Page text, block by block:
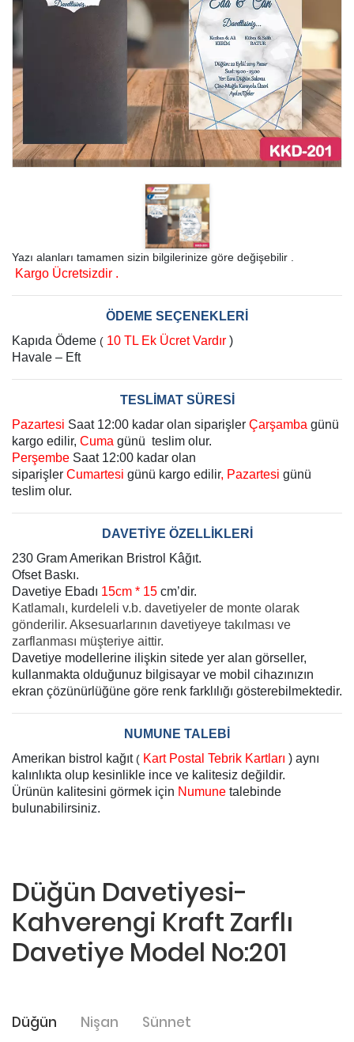
Yazı alanları tamamen sizin bilgilerinize göre değişebilir .
Kargo Ücretsizdir .
ÖDEME SEÇENEKLERİ
Kapıda Ödeme ( 10 TL Ek Ücret Vardır )
Havale – Eft
TESLİMAT SÜRESİ
Pazartesi Saat 12:00 kadar olan siparişler Çarşamba günü
kargo edilir, Cuma günü teslim olur.
Perşembe Saat 12:00 kadar olan
siparişler Cumartesi günü kargo edilir, Pazartesi günü
teslim olur.
DAVETİYE ÖZELLİKLERİ
230 Gram Amerikan Bristrol Kâğıt.
Ofset Baskı.
Davetiye Ebadı 15cm * 15 cm’dir.
Katlamalı, kurdeleli v.b. davetiyeler de monte olarak
gönderilir. Aksesuarlarının davetiyeye takılması ve
zarflanması müşteriye aittir.
Davetiye modellerine ilişkin sitede yer alan görseller,
kullanmakta olduğunuz bilgisayar ve mobil cihazınızın
ekran çözünürlüğüne göre renk farklılığı gösterebilmektedir.
NUMUNE TALEBİ
Amerikan bistrol kağıt( Kart Postal Tebrik Kartları ) aynı
kalınlıkta olup kesinlikle ince ve kalitesiz değildir.
Ürünün kalitesini görmek için Numune talebinde
bulunabilirsiniz.
Düğün Davetiyesi-
Kahverengi Kraft Zarflı
Davetiye Model No:201
Düğün Nişan Sünnet